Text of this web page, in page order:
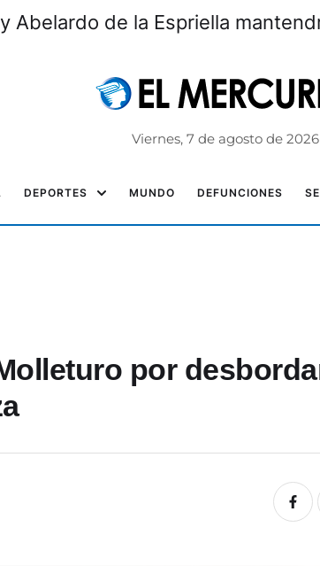
terminal terrestre verifica tarifas,
Viernes, 7 de agosto de 2026
DEPORTES MUNDO DEFUNCIONES
por